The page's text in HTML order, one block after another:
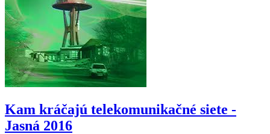
Kam kráčajú telekomunikačné siete -
Jasná 2016